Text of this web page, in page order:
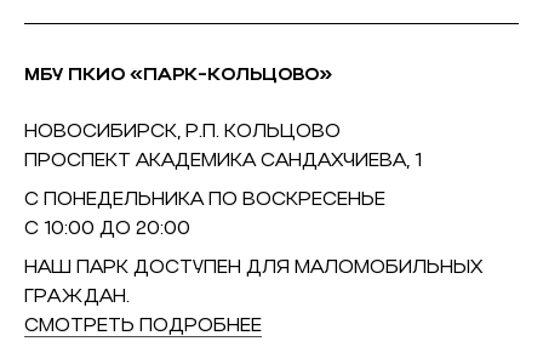
МБУ ПКИО «ПАРК-КОЛЬЦОВО»
НОВОСИБИРСК, Р.П. КОЛЬЦОВО
ПРОСПЕКТ АКАДЕМИКА САНДАХЧИЕВА, 1
С ПОНЕДЕЛЬНИКА ПО ВОСКРЕСЕНЬЕ
С 10:00 ДО 20:00
НАШ ПАРК ДОСТУПЕН ДЛЯ МАЛОМОБИЛЬНЫХ
ГРАЖДАН.
СМОТРЕТЬ ПОДРОБНЕЕ